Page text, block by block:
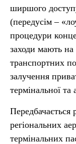
ширшого
(передусім –
процедури
заходи мають на
транспортних
залучення
термінальної та
Передбачається
регіональних
термінальних